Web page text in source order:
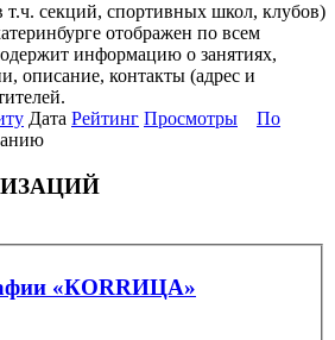
т.ч. секций, спортивных школ, клубов)
отображен по всем
информацию о занятиях,
описание, контакты (адрес и
Дата Рейтинг Просмотры
По
«КОRRИЦА»